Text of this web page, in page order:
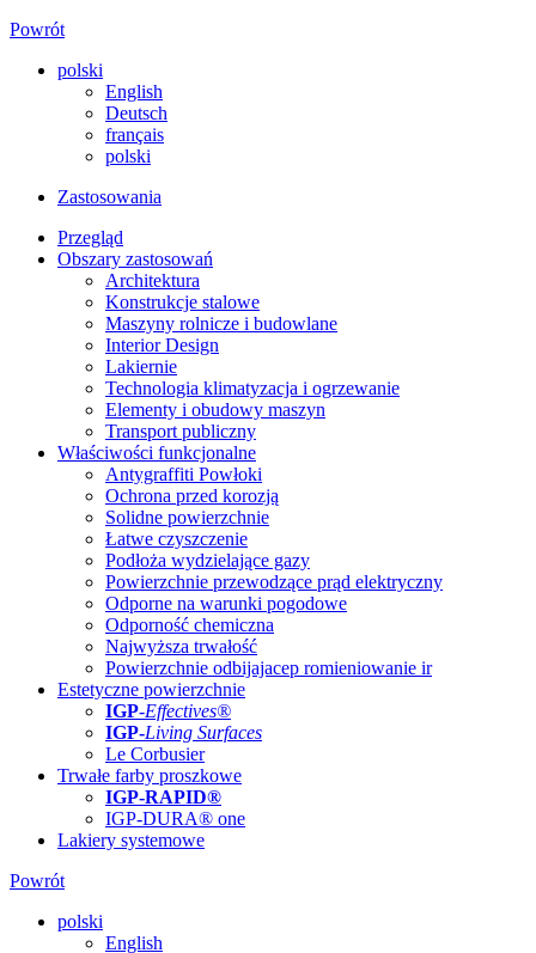
Powrót
polski
English
Deutsch
français
polski
Zastosowania
Przegląd
Obszary zastosowań
Architektura
Konstrukcje stalowe
Maszyny rolnicze i budowlane
Interior Design
Lakiernie
Technologia klimatyzacja i ogrzewanie
Elementy i obudowy maszyn
Transport publiczny
Właściwości funkcjonalne
Antygraffiti Powłoki
Ochrona przed korozją
Solidne powierzchnie
Łatwe czyszczenie
Podłoża wydzielające gazy
Powierzchnie przewodzące prąd elektryczny
Odporne na warunki pogodowe
Odporność chemiczna
Najwyższa trwałość
Powierzchnie odbijajacep romieniowanie ir
Estetyczne powierzchnie
IGP-Effectives®
IGP-Living Surfaces
Le Corbusier
Trwałe farby proszkowe
IGP-RAPID®
IGP-DURA® one
Lakiery systemowe
Powrót
polski
English